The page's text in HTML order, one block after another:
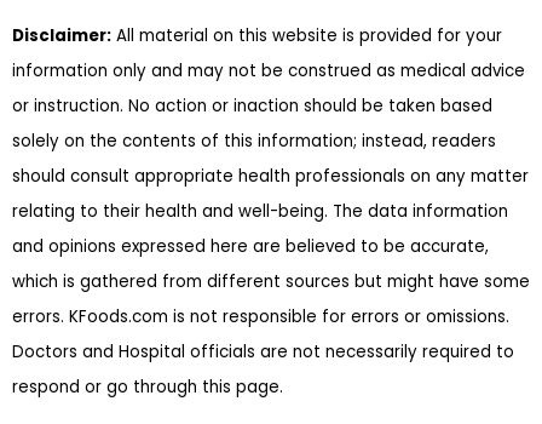
Disclaimer: All material on this website is provided for your
information only and may not be construed as medical advice
or instruction. No action or inaction should be taken based
solely on the contents of this information; instead, readers
should consult appropriate health professionals on any matter
relating to their health and well-being. The data information
and opinions expressed here are believed to be accurate,
which is gathered from different sources but might have some
errors. KFoods.com is not responsible for errors or omissions.
Doctors and Hospital officials are not necessarily required to
respond or go through this page.